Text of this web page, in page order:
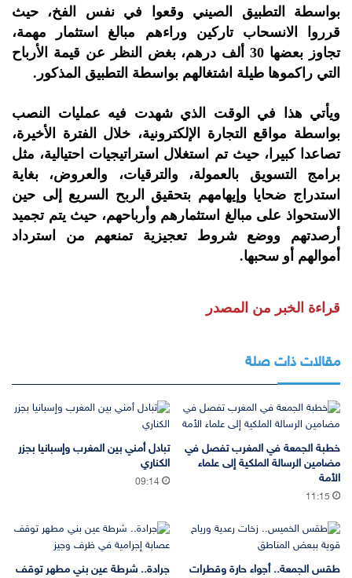
بواسطة التطبيق الصيني وقعوا في نفس الفخ، حيث
قرروا الانسحاب تاركين وراءهم مبالغ استثمار مهمة،
تجاوز بعضها 30 ألف درهم، بغض النظر عن قيمة الأرباح
التي راكموها طيلة اشتغالهم بواسطة التطبيق المذكور.
ويأتي هذا في الوقت الذي شهدت فيه عمليات النصب
بواسطة مواقع التجارة الإلكترونية، خلال الفترة الأخيرة،
تصاعدا كبيرا، حيث تم استغلال استراتيجيات احتيالية، مثل
برامج التسويق بالعمولة، والترقيات، والعروض، بغاية
استدراج ضحايا وإيهامهم بتحقيق الربح السريع إلى حين
الاستحواذ على مبالغ استثمارهم وأرباحهم، حيث يتم تجميد
أرصدتهم ووضع شروط تعجيزية تمنعهم من استرداد
أموالهم أو سحبها.
قراءة الخبر من المصدر
مقالات ذات صلة
خطبة الجمعة في المغرب تفصل في
مضامين الرسالة الملكية إلى علماء
الأمة
11:15
تبادل أمني بين المغرب وإسبانيا بجزر
الكناري
09:14
طقس الجمعة.. أجواء حارة وقطرات جرادة.. شرطة عين بني مطهر توقف